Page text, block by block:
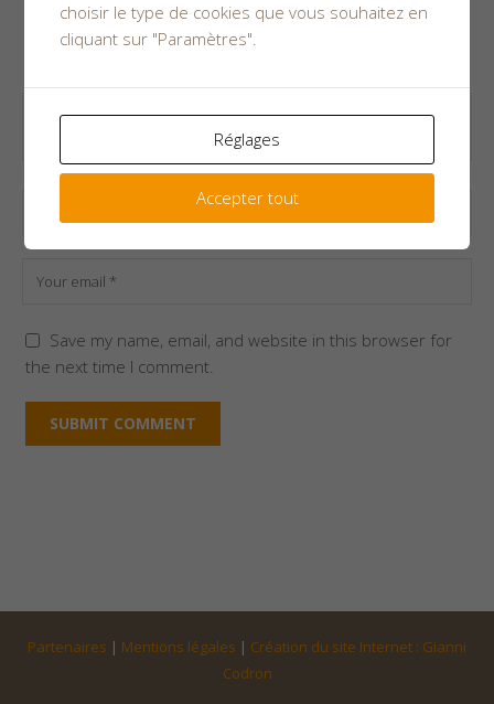
Save my name, email, and website in this browser for
the next time I comment.
Partenaires | Mentions légales | Création du site Internet : Gianni
Codron
choisir le type de cookies que vous souhaitez en
cliquant sur "Paramètres".
Réglages
Accepter tout